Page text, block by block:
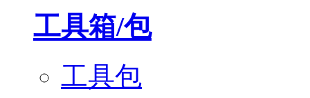
工具箱/包
工具包